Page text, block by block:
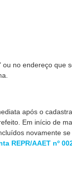
ou no endereço que
após o
Em início de
novamente
REPR/AAET nº